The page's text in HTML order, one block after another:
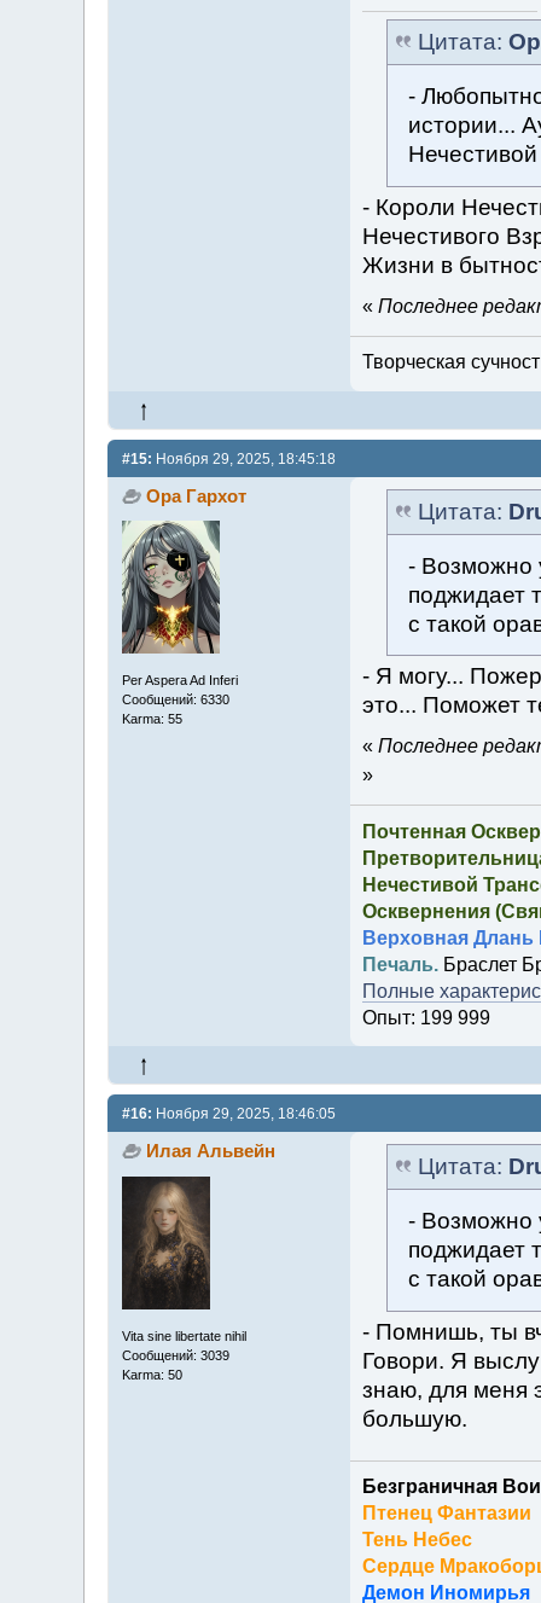
Цитата:
-
истории...
- Короли
Нечестивого
Жизни в
« Последнее
Творческая
#15: Ноября 29, 2025, 18:45:18
Ора Гархот
Per Aspera Ad Inferi
Сообщений: 6330
Karma: 55
Цитата:
- Возможно
поджидает
с такой
- Я могу...
это... Поможет
« Последнее
»
Почтенная
Нечестивой
Осквернения
Верховная Длань
Печаль.Браслет
Полные
Опыт: 199 999
#16: Ноября 29, 2025, 18:46:05
Илая Альвейн
Vita sine libertate nihil
Сообщений: 3039
Karma: 50
Цитата:
- Возможно
поджидает
с такой
- Помнишь, ты
Говори. Я
знаю, для меня
большую.
Безграничная
Птенец Фантазии
Тень Небес
Сердце
Демон Иномирья